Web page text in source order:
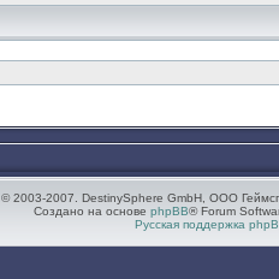
© 2003-2007. DestinySphere GmbH, ООО
Создано на основе phpBB® Forum
Русская поддержка